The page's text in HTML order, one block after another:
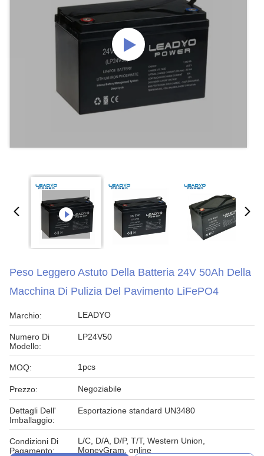
Peso Leggero Astuto Della Batteria 24V 50Ah Della
Macchina Di Pulizia Del Pavimento LiFePO4
Marchio: LEADYO
Numero Di
Modello:
LP24V50
MOQ: 1pcs
Prezzo: Negoziabile
Dettagli Dell'
Imballaggio:
Esportazione standard UN3480
Condizioni Di
Pagamento:
L/C, D/A, D/P, T/T, Western Union,
MoneyGram, online